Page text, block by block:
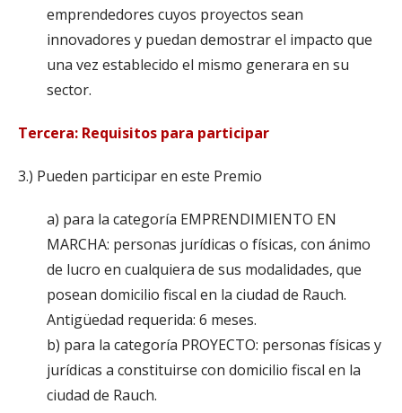
emprendedores cuyos proyectos sean
innovadores y puedan demostrar el impacto que
una vez establecido el mismo generara en su
sector.
Tercera: Requisitos para participar
3.) Pueden participar en este Premio
a) para la categoría EMPRENDIMIENTO EN
MARCHA: personas jurídicas o físicas, con ánimo
de lucro en cualquiera de sus modalidades, que
posean domicilio fiscal en la ciudad de Rauch.
Antigüedad requerida: 6 meses.
b) para la categoría PROYECTO: personas físicas y
jurídicas a constituirse con domicilio fiscal en la
ciudad de Rauch.